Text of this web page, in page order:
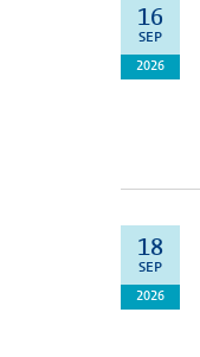
16
SEP
2026
18
SEP
2026